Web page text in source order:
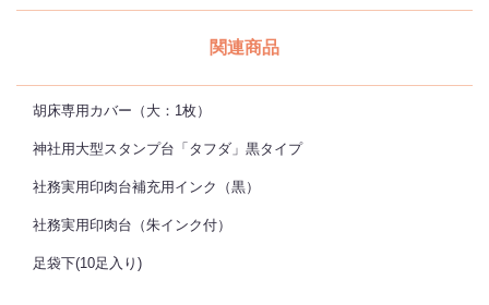
関連商品
胡床専用カバー（大：1枚）
神社用大型スタンプ台「タフダ」黒タイプ
社務実用印肉台補充用インク（黒）
社務実用印肉台（朱インク付）
足袋下(10足入り)